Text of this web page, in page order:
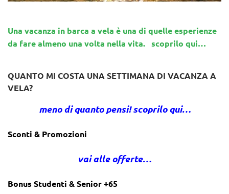
Una vacanza in barca a vela è una di quelle esperienze
da fare almeno una volta nella vita. scoprilo qui…
QUANTO MI COSTA UNA SETTIMANA DI VACANZA A
VELA?
meno di quanto pensi! scoprilo qui…
Sconti & Promozioni
vai alle offerte…
Bonus Studenti & Senior +65